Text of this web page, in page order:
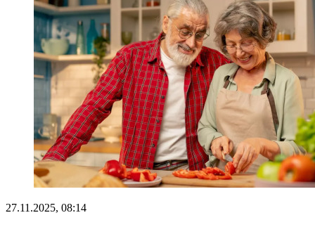
27.11.2025, 08:14